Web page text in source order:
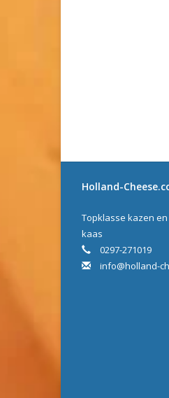
Holland-
Topklasse kazen
kaas
0297-271019
info@holland-